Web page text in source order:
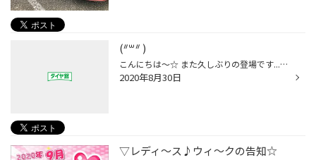
(ᐥ꒳ᐥ )
こんにちは〜☆ また久しぶりの登場です...笑 もぉ気付けは8月も終わりになりますねー( ˙-˙) なのにまだ暑い!!何しても暑い!! 今はこの言葉しか出ないくらい、、、 早く涼しくならんかいなぁ〜( ˘-˘ ) 涼しくなるのを待ちわびながらもぉ9月になります!! そこでいつもタイヤ館下松店をご利用いただい...
2020年8月30日
▽レディ～ス♪ウィ～クの告知☆